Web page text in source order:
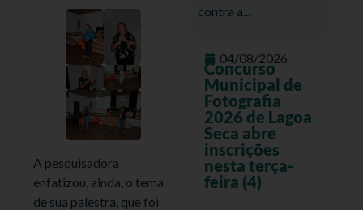
A pesquisadora
enfatizou, ainda, o tema
de sua palestra, que foi
contra a...
04/08/2026
Concurso
Municipal de
Fotografia
2026 de Lagoa
Seca abre
inscrições
nesta terça-
feira (4)